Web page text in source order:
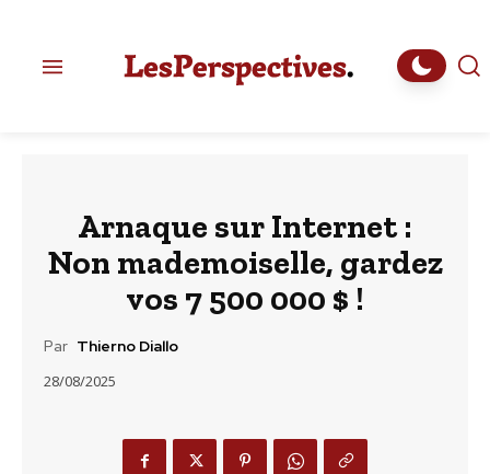
Arnaque sur Internet :
Non mademoiselle, gardez
vos 7 500 000 $ !
Par Thierno Diallo
28/08/2025